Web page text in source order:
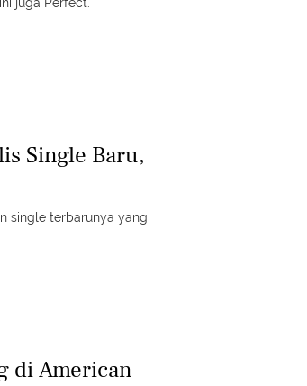
Single Baru,
single terbarunya yang
di American